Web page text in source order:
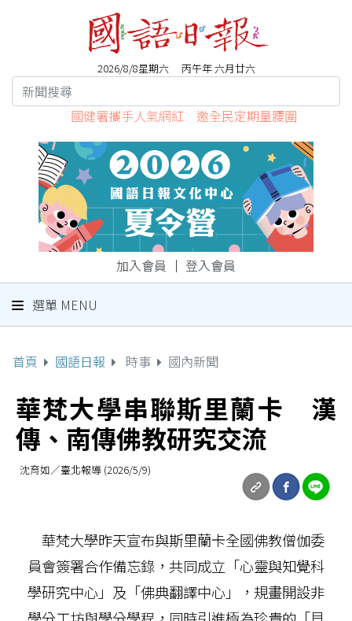
2026/8/8星期六 丙午年 六月廿六
國健署攜手人氣網紅 邀全民定期量腰圍
加入會員 ｜ 登入會員
選單 MENU
首頁 國語日報 時事 國內新聞
華梵大學串聯斯里蘭卡 漢
傳、南傳佛教研究交流
沈育如／臺北報導 (2026/5/9)
華梵大學昨天宣布與斯里蘭卡全國佛教僧伽委
員會簽署合作備忘錄，共同成立「心靈與知覺科
學研究中心」及「佛典翻譯中心」，規畫開設非